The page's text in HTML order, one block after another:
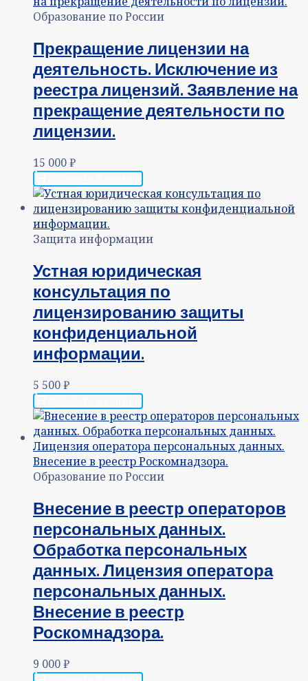
Образование по России
Прекращение лицензии на
деятельность. Исключение из
реестра лицензий. Заявление на
прекращение деятельности по
лицензии.
15 000₽
Защита информации
Устная юридическая
консультация по
лицензированию защиты
конфиденциальной
информации.
5 500₽
Образование по России
Внесение в реестр операторов
персональных данных.
Обработка персональных
данных. Лицензия оператора
персональных данных.
Внесение в реестр
Роскомнадзора.
9 000₽